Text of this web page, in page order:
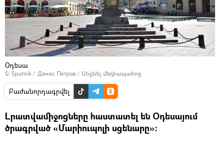
Օդեսա
© Sputnik / Денис Петров / Անցնել մեդիապահոց
Բաժանորդագրվել
Լրատվամիջոցները հաստատել են Օդեսայում
ծրագրված «Մարիուպոլի սցենարը»։